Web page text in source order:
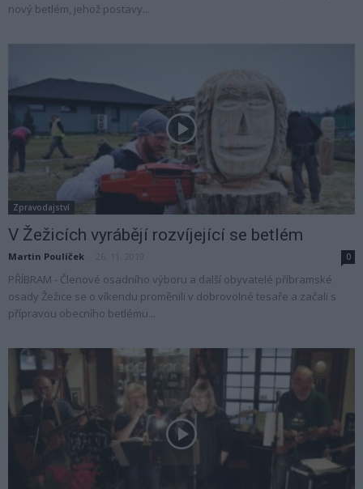
nový betlém, jehož postavy...
Zpravodajství
V Žežicích vyrábějí rozvíjející se betlém
Martin Poulíček 0
PŘÍBRAM - Členové osadního výboru a další obyvatelé příbramské
osady Žežice se o víkendu proměnili v dobrovolné tesaře a začali s
přípravou obecního betlému...